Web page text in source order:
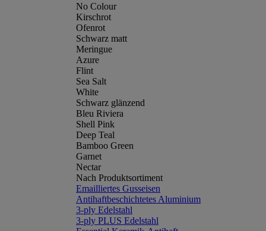
No Colour
Kirschrot
Ofenrot
Schwarz matt
Meringue
Azure
Flint
Sea Salt
White
Schwarz glänzend
Bleu Riviera
Shell Pink
Deep Teal
Bamboo Green
Garnet
Nectar
Nach Produktsortiment
Emailliertes Gusseisen
Antihaftbeschichtetes Aluminium
3-ply Edelstahl
3-ply PLUS Edelstahl